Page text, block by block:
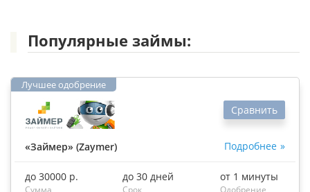
Популярные займы:
«Займер» (Zaymer) Подробнее
Сравнить
до 30000 р.
Сумма
до 30 дней
Срок
от 1 минуты
Одобрение